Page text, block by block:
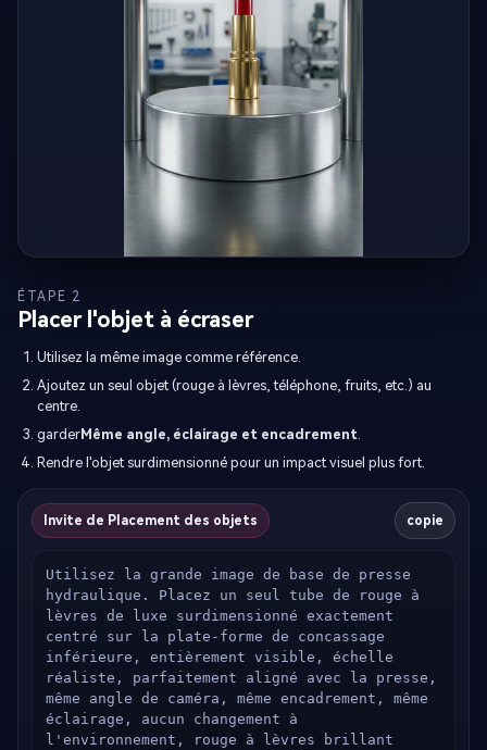
ÉTAPE 2
Placer l'objet à écraser
Utilisez la même image comme référence.
Ajoutez un seul objet (rouge à lèvres, téléphone, fruits, etc.) au
centre.
garderMême angle, éclairage et encadrement.
Rendre l'objet surdimensionné pour un impact visuel plus fort.
Invite de Placement des objets copie
Utilisez la grande image de base de presse
hydraulique. Placez un seul tube de rouge à
lèvres de luxe surdimensionné exactement
centré sur la plate-forme de concassage
inférieure, entièrement visible, échelle
réaliste, parfaitement aligné avec la presse,
même angle de caméra, même encadrement, même
éclairage, aucun changement à
l'environnement, rouge à lèvres brillant